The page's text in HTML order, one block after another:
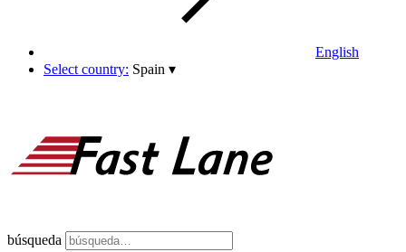
English
Select country: Spain ▾
búsqueda